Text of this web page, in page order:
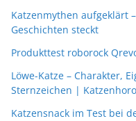
Katzenmythen aufgeklärt
Geschichten steckt
Produkttest roborock
Löwe-Katze – Charakter,
Sternzeichen |
Katzensnack im Test bei